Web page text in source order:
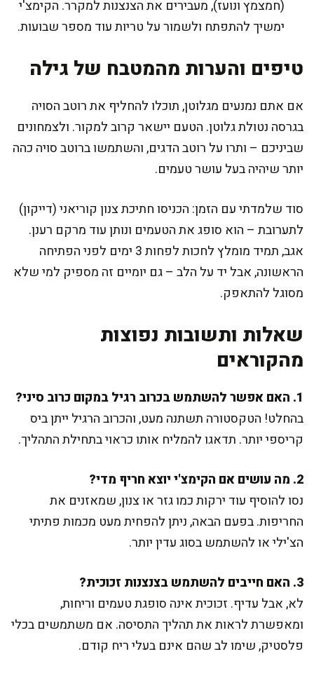
(חמצמץ ונועז), מעבירים את הצנצנות למקרר. הקימצ'י
ימשיך להתפתח ולשמור על טריות עוד מספר שבועות.
טיפים והערות מהמטבח של גילה
אם אתם נמנעים מגלוטן, תוכלו להחליף את רוטב הסויה
בגרסה נטולת גלוטן. הטעם יישאר קרוב למקור. ולצמחונים
שביניכם – ותרו על רוטב הדגים, והשתמשו ברוטב סויה כהה
יותר שיהיה בעל עושר טעמים.
סוד שלמדתי עם הזמן: הכניסו חתיכת צנון קוריאני (דייקון)
לתערובת – הוא סופג את הטעמים ונותן עוד מרקם רענן.
אגב, תמיד מומלץ לחכות לפחות 3 ימים לפני הפתיחה
הראשונה, אבל יד על הלב – גם יומיים זה מספיק למי שלא
מסוגל להתאפק.
שאלות ותשובות נפוצות
מהקוראים
1. האם אפשר להשתמש בכרוב רגיל במקום כרוב סיני?
בהחלט! הטקסטורה תשתנה מעט, והכרוב הרגיל ייתן ביס
קריספי יותר. תדאגו להמליח אותו כראוי בתחילת התהליך.
2. מה עושים אם הקימצ'י יוצא חריף מדי?
נסו להוסיף עוד ירקות כמו גזר או צנון, שמאזנים את
החריפות. בפעם הבאה, ניתן להפחית מעט מכמות פתיתי
הצ'ילי או להשתמש בסוג עדין יותר.
3. האם חייבים להשתמש בצנצנות זכוכית?
לא, אבל עדיף. זכוכית אינה סופגת טעמים וריחות,
ומאפשרת לראות את תהליך התסיסה. אם משתמשים בכלי
פלסטיק, שימו לב שהם אינם בעלי ריח קודם.